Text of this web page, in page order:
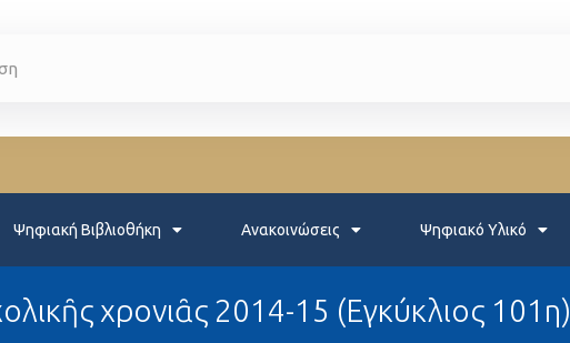
Ψηφιακή Βιβλιοθήκη Ανακοινώσεις Ψηφιακό Υλικό
χρονιᾶς 2014-15 (Εγκύκλιος 101η)